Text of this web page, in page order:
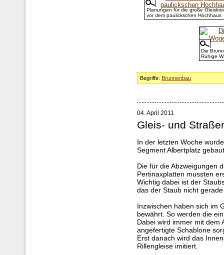
Planungen für die große
vor dem paulickschen Hochhaus
Die
Ruhige
Begriffe: Brunnenbau
04. April 2011
Gleis- und
In der letzten Woche
Segment Albertplatz
Die für die Abzweigungen
Pertinaxplatten mussten
Wichtig dabei ist der
das der Staub nicht
Inzwischen haben sich im
bewährt. So werden die
Dabei wird immer mit dem
angefertigte Schablone
Erst danach wird das
Rillengleise imitiert.